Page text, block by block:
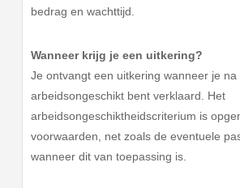
bedrag en wachttijd.
Wanneer krijg je een uitkering?
Je ontvangt een uitkering wanneer je na
arbeidsongeschikt bent verklaard. Het
arbeidsongeschiktheidscriterium is
voorwaarden, net zoals de eventuele
wanneer dit van toepassing is.